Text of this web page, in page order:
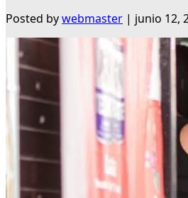
Posted bywebmaster | junio 12,